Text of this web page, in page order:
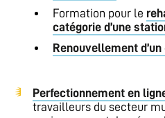
Formation pour le
catégorie d’une
Renouvellement
Perfectionnement en
travailleurs du secteur